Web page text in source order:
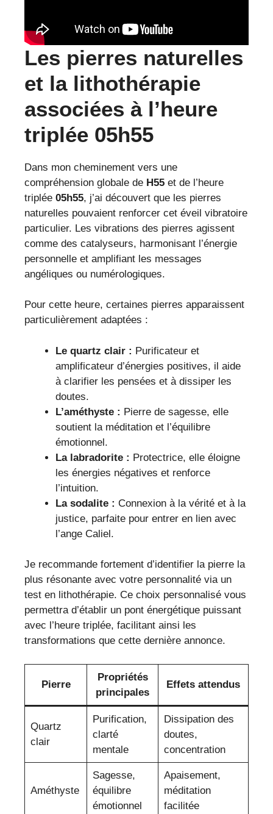
Les pierres naturelles
et la lithothérapie
associées à l’heure
triplée 05h55
Dans mon cheminement vers une
compréhension globale de H55 et de l’heure
triplée 05h55, j’ai découvert que les pierres
naturelles pouvaient renforcer cet éveil vibratoire
particulier. Les vibrations des pierres agissent
comme des catalyseurs, harmonisant l’énergie
personnelle et amplifiant les messages
angéliques ou numérologiques.
Pour cette heure, certaines pierres apparaissent
particulièrement adaptées :
Le quartz clair : Purificateur et
amplificateur d’énergies positives, il aide
à clarifier les pensées et à dissiper les
doutes.
L’améthyste : Pierre de sagesse, elle
soutient la méditation et l’équilibre
émotionnel.
La labradorite : Protectrice, elle éloigne
les énergies négatives et renforce
l’intuition.
La sodalite : Connexion à la vérité et à la
justice, parfaite pour entrer en lien avec
l’ange Caliel.
Je recommande fortement d’identifier la pierre la
plus résonante avec votre personnalité via un
test en lithothérapie. Ce choix personnalisé vous
permettra d’établir un pont énergétique puissant
avec l’heure triplée, facilitant ainsi les
transformations que cette dernière annonce.
Pierre
Propriétés
principales
Effets attendus
Quartz
clair
Purification,
clarté
mentale
Dissipation des
doutes,
concentration
Améthyste
Sagesse,
équilibre
émotionnel
Apaisement,
méditation
facilitée